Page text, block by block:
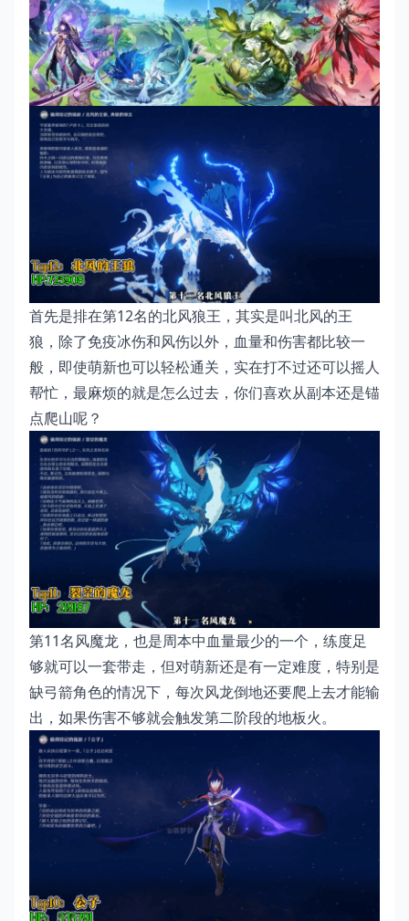
首先是排在第12名的北风狼王，其实是叫北风的王
狼，除了免疫冰伤和风伤以外，血量和伤害都比较一
般，即使萌新也可以轻松通关，实在打不过还可以摇人
帮忙，最麻烦的就是怎么过去，你们喜欢从副本还是锚
点爬山呢？
第11名风魔龙，也是周本中血量最少的一个，练度足
够就可以一套带走，但对萌新还是有一定难度，特别是
缺弓箭角色的情况下，每次风龙倒地还要爬上去才能输
出，如果伤害不够就会触发第二阶段的地板火。